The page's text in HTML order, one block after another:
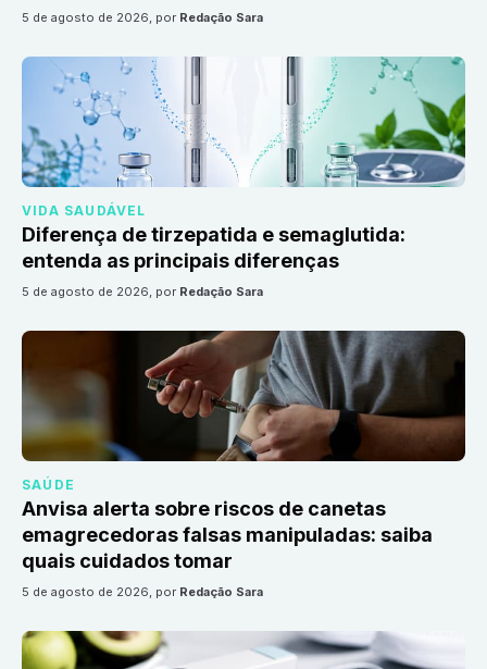
5 de agosto de 2026, por Redação Sara
VIDA SAUDÁVEL
Diferença de tirzepatida e semaglutida:
entenda as principais diferenças
5 de agosto de 2026, por Redação Sara
SAÚDE
Anvisa alerta sobre riscos de canetas
emagrecedoras falsas manipuladas: saiba
quais cuidados tomar
5 de agosto de 2026, por Redação Sara